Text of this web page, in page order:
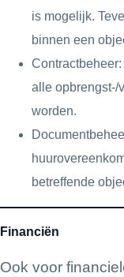
is mogelijk.
binnen een
alle opbrengst-/
worden.
betreffende
Financiën
Ook voor